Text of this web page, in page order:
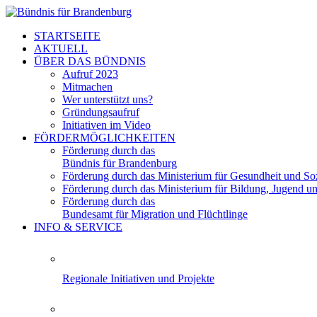
STARTSEITE
AKTUELL
ÜBER DAS BÜNDNIS
Aufruf 2023
Mitmachen
Wer unterstützt uns?
Gründungsaufruf
Initiativen im Video
FÖRDERMÖGLICHKEITEN
Förderung durch das
Bündnis für Brandenburg
Förderung durch das Ministerium für Gesundheit und
Förderung durch das Ministerium für Bildung, Jugend
Förderung durch das
Bundesamt für Migration und Flüchtlinge
INFO & SERVICE
Regionale Initiativen und Projekte